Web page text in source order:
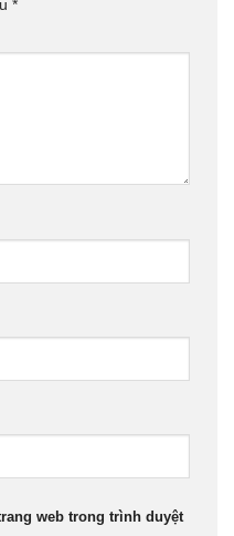
*
web trong trình duyệt